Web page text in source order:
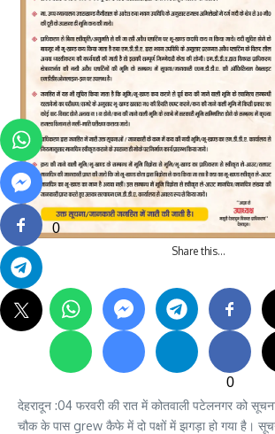
0
Share this…
0
देहरादून :04 फरवरी की रात में कोतवाली पटेलनगर को
चौक के पास grew कैफे में दो पक्षों में झगड़ा हो गया है।